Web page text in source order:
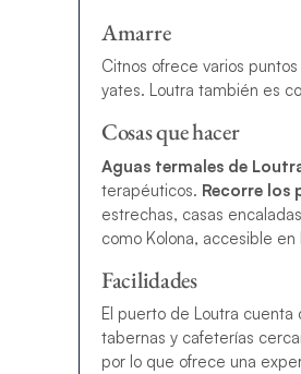
Amarre
Citnos ofrece varios
yates. Loutra también es
Cosas que hacer
Aguas termales de
terapéuticos. Recorre los
estrechas, casas
como Kolona, ​​accesible
Facilidades
El puerto de Loutra
tabernas y cafeterías
por lo que ofrece una